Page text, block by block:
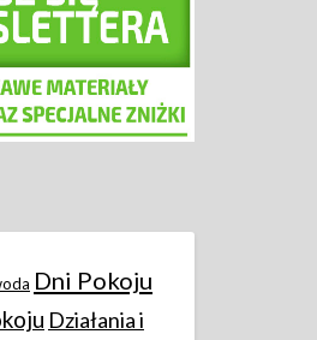
Dni Pokoju
Działania i